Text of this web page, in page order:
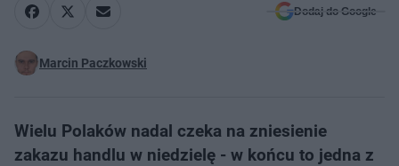
Dodaj do Google
Marcin Paczkowski
Wielu Polaków nadal czeka na zniesienie
zakazu handlu w niedzielę - w końcu to jedna z